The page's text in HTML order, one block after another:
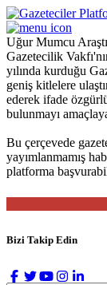
Uğur Mumcu
Gazetecilik
yılında kurduğu
geniş kitlelere
ederek ifade
bulunmayı
Bu çerçevede
yayımlanmamış
platforma
Bizi Takip Edin